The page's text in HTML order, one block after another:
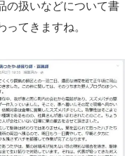
の扱いなどについて書
てきますね。